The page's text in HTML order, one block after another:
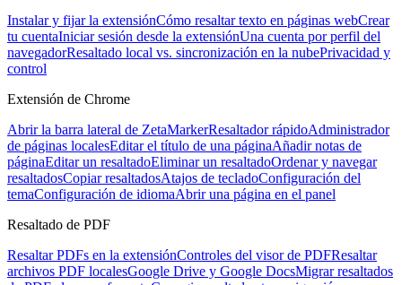
Instalar y fijar la extensiónCómo resaltar texto en páginas webCrear
tu cuentaIniciar sesión desde la extensiónUna cuenta por perfil del
navegadorResaltado local vs. sincronización en la nubePrivacidad y
control
Extensión de Chrome
Abrir la barra lateral de ZetaMarkerResaltador rápidoAdministrador
de páginas localesEditar el título de una páginaAñadir notas de
páginaEditar un resaltadoEliminar un resaltadoOrdenar y navegar
resaltadosCopiar resaltadosAtajos de tecladoConfiguración del
temaConfiguración de idiomaAbrir una página en el panel
Resaltado de PDF
Resaltar PDFs en la extensiónControles del visor de PDFResaltar
archivos PDF localesGoogle Drive y Google DocsMigrar resaltados